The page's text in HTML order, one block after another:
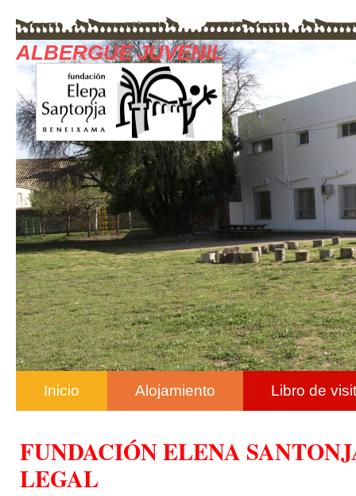
ALBERGUE JUVENIL
Inicio Alojamiento Libro de
FUNDACIÓN ELENA
LEGAL